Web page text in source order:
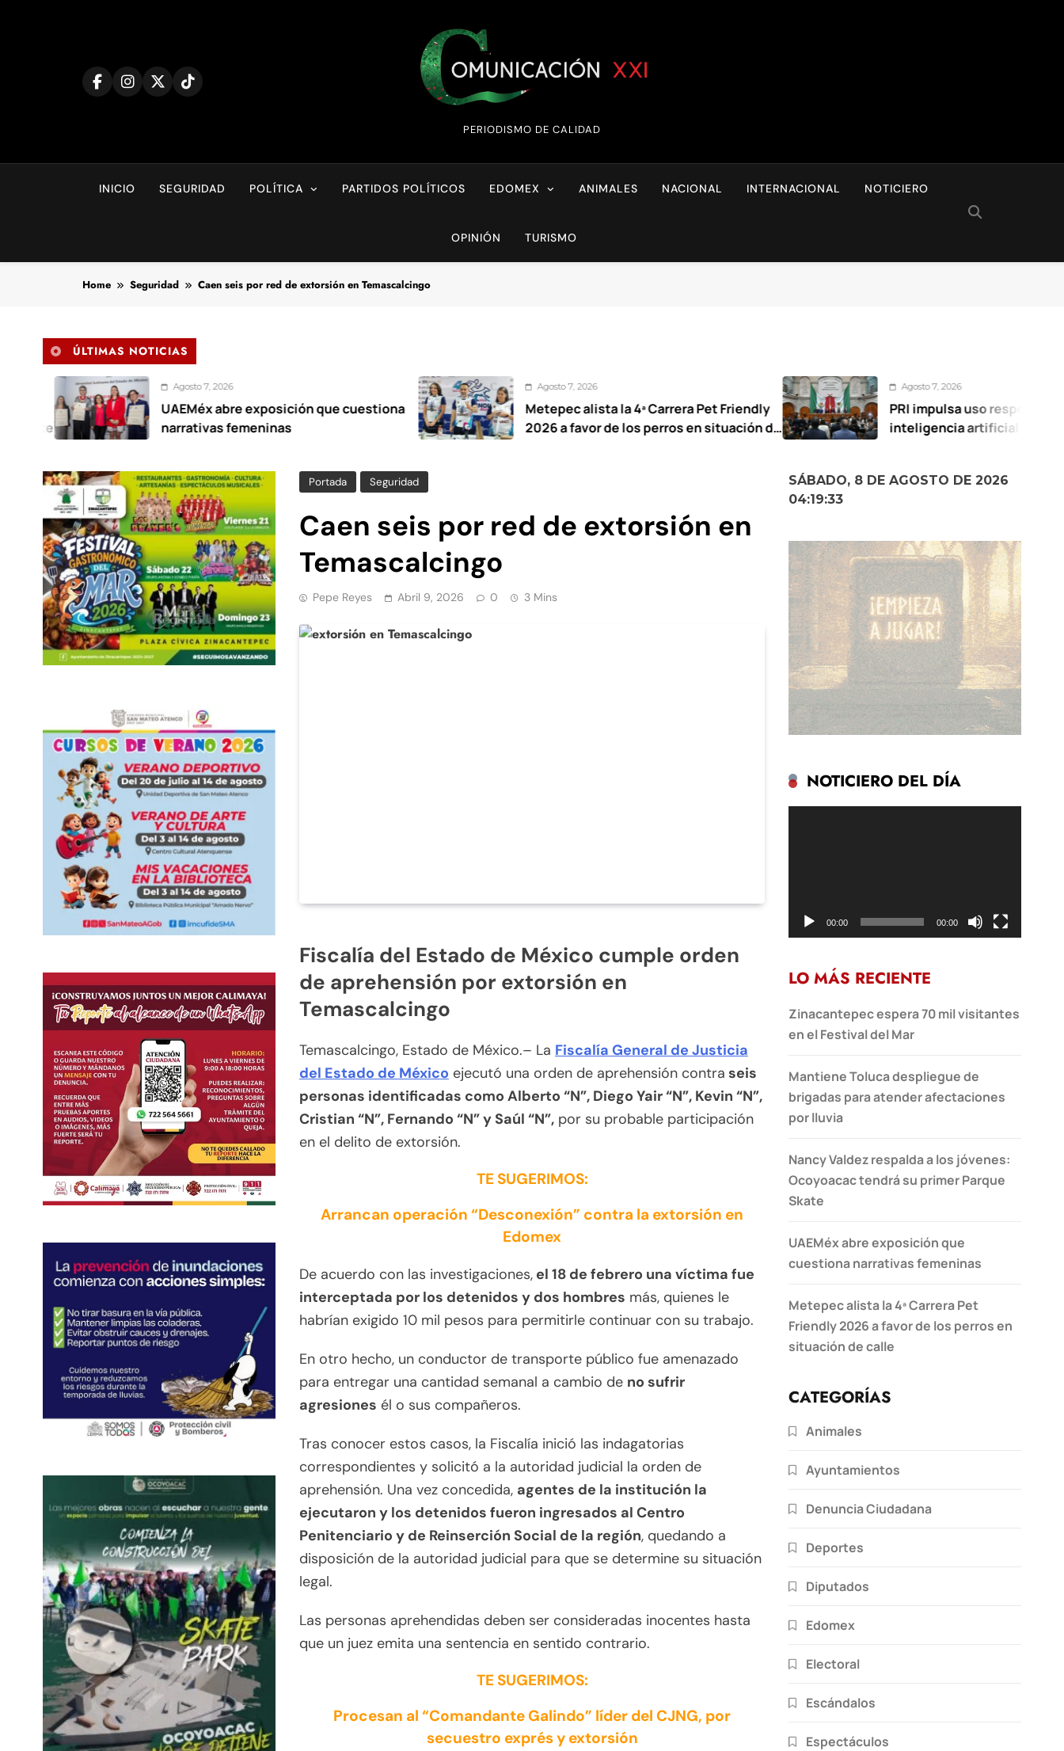
Comunicación XXI
PERIODISMO DE CALIDAD
INICIO SEGURIDAD POLÍTICA PARTIDOS POLÍTICOS EDOMEX ANIMALES NACIONAL INTERNACIONAL NOTICIERO
OPINIÓN TURISMO
Home Seguridad Caen seis por red de extorsión en Temascalcingo
ÚLTIMAS NOTICIAS
Agosto 7, 2026
UAEMéx abre exposición que cuestiona
narrativas femeninas
Agosto 7, 2026
Metepec alista la 4ª Carrera Pet Friendly
2026 a favor de los perros en situación de
Agosto 7, 2026
PRI impulsa uso responsable de
inteligencia artificial en escuelas
Portada Seguridad
Caen seis por red de extorsión en
Temascalcingo
Pepe Reyes Abril 9, 2026 0 3 Mins
Fiscalía del Estado de México cumple orden
de aprehensión por extorsión en
Temascalcingo
Temascalcingo, Estado de México.– La Fiscalía General de Justicia
del Estado de México ejecutó una orden de aprehensión contra seis
personas identificadas como Alberto “N”, Diego Yair “N”, Kevin “N”,
Cristian “N”, Fernando “N” y Saúl “N”, por su probable participación
en el delito de extorsión.
TE SUGERIMOS:
Arrancan operación “Desconexión” contra la extorsión en
Edomex
De acuerdo con las investigaciones, el 18 de febrero una víctima fue
interceptada por los detenidos y dos hombres más, quienes le
habrían exigido 10 mil pesos para permitirle continuar con su trabajo.
En otro hecho, un conductor de transporte público fue amenazado
para entregar una cantidad semanal a cambio de no sufrir
agresiones él o sus compañeros.
Tras conocer estos casos, la Fiscalía inició las indagatorias
correspondientes y solicitó a la autoridad judicial la orden de
aprehensión. Una vez concedida, agentes de la institución la
ejecutaron y los detenidos fueron ingresados al Centro
Penitenciario y de Reinserción Social de la región, quedando a
disposición de la autoridad judicial para que se determine su situación
legal.
Las personas aprehendidas deben ser consideradas inocentes hasta
que un juez emita una sentencia en sentido contrario.
TE SUGERIMOS:
Procesan al “Comandante Galindo” líder del CJNG, por
secuestro exprés y extorsión
SÁBADO, 8 DE AGOSTO DE 2026
04:19:34
NOTICIERO DEL DÍA
00:00 00:00
LO MÁS RECIENTE
Zinacantepec espera 70 mil visitantes
en el Festival del Mar
Mantiene Toluca despliegue de
brigadas para atender afectaciones
por lluvia
Nancy Valdez respalda a los jóvenes:
Ocoyoacac tendrá su primer Parque
Skate
UAEMéx abre exposición que
cuestiona narrativas femeninas
Metepec alista la 4ª Carrera Pet
Friendly 2026 a favor de los perros en
situación de calle
CATEGORÍAS
Animales
Ayuntamientos
Denuncia Ciudadana
Deportes
Diputados
Edomex
Electoral
Escándalos
Espectáculos